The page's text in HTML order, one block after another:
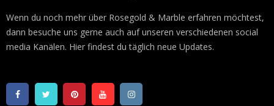
Wenn du noch mehr über Rosegold & Marble erfahren möchtest,
dann besuche uns gerne auch auf unseren verschiedenen social
media Kanälen. Hier findest du täglich neue Updates.